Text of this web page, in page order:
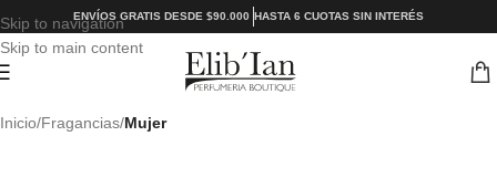
Skip to navigation
Skip to main content
ENVÍOS GRATIS DESDE $90.000 HASTA 6 CUOTAS SIN INTERÉS
Inicio Fragancias Mujer